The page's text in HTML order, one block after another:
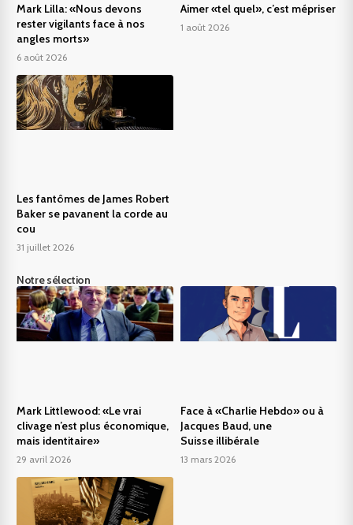
Mark Lilla: «Nous devons
rester vigilants face à nos
angles morts»
6 août 2026
Aimer «tel quel», c’est mépriser
1 août 2026
Les fantômes de James Robert
Baker se pavanent la corde au
cou
31 juillet 2026
Notre sélection
Mark Littlewood: «Le vrai
clivage n’est plus économique,
mais identitaire»
29 avril 2026
Face à «Charlie Hebdo» ou à
Jacques Baud, une
Suisse illibérale
13 mars 2026